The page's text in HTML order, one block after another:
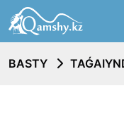
BASTY